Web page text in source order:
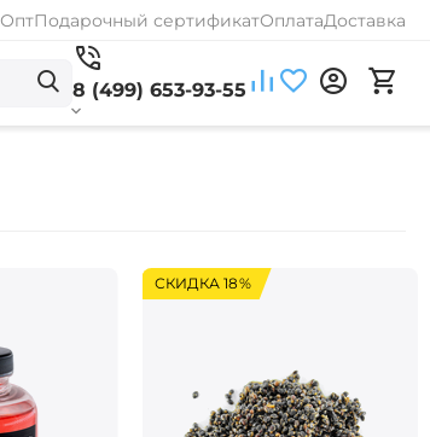
ОптПодарочный сертификатОплатаДоставка
8 (499) 653-93-55
СКИДКА 18%